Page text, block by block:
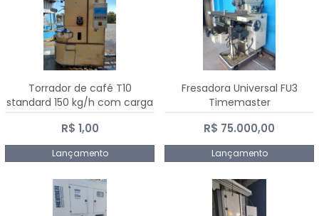
Torrador de café T10
standard 150 kg/h com carga
de 10 kg
R$ 1,00
Lançamento
Fresadora Universal FU3
Timemaster
R$ 75.000,00
Lançamento